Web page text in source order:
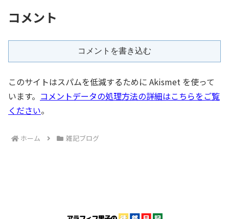
コメント
コメントを書き込む
このサイトはスパムを低減するために Akismet を使って
います。 コメントデータの処理方法の詳細はこちらをご覧
ください。
ホーム 雑記ブログ